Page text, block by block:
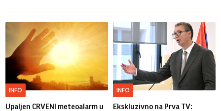
INFO
Upaljen CRVENI meteoalarm u
INFO
Ekskluzivno na Prva TV: